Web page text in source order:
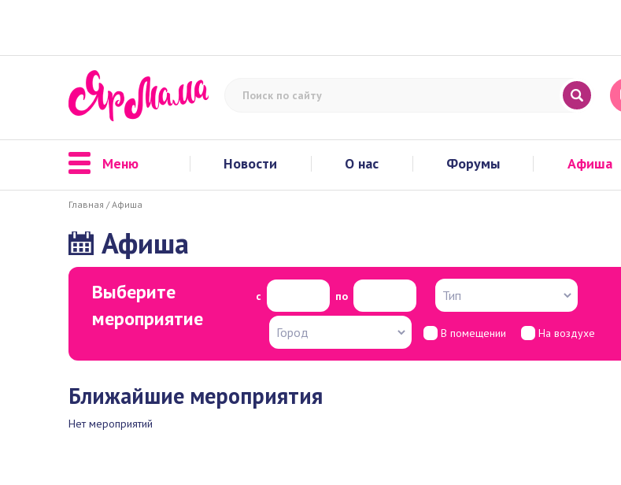
Меню Новости О нас Форумы Афиша
Главная /Афиша
Афиша
Выберите
мероприятие
с по
В помещении На воздухе
Ближайшие мероприятия
Нет мероприятий